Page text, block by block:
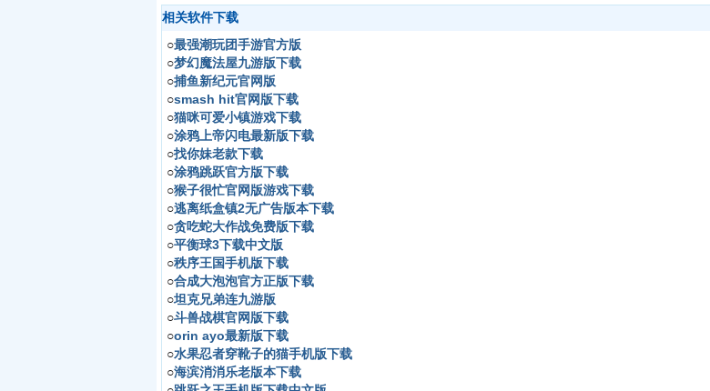
相关软件下载
○最强潮玩团手游官方版
○梦幻魔法屋九游版下载
○捕鱼新纪元官网版
○smash hit官网版下载
○猫咪可爱小镇游戏下载
○涂鸦上帝闪电最新版下载
○找你妹老款下载
○涂鸦跳跃官方版下载
○猴子很忙官网版游戏下载
○逃离纸盒镇2无广告版本下载
○贪吃蛇大作战免费版下载
○平衡球3下载中文版
○秩序王国手机版下载
○合成大泡泡官方正版下载
○坦克兄弟连九游版
○斗兽战棋官网版下载
○orin ayo最新版下载
○水果忍者穿靴子的猫手机版下载
○海滨消消乐老版本下载